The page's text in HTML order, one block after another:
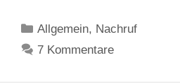
Kategorien
Allgemein, Nachruf
7 Kommentare